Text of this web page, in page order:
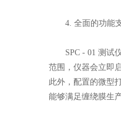
4. 全面的功能
SPC - 01 测试仪
范围，仪器会立即
此外，配置的微型
能够满足缠绕膜生